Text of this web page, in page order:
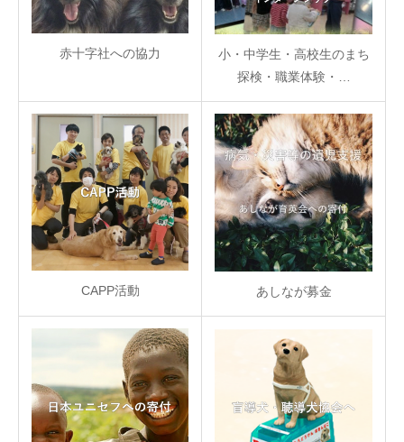
赤十字社への協力
小・中学生・高校生のまち
探検・職業体験・…
CAPP活動 あしなが募金